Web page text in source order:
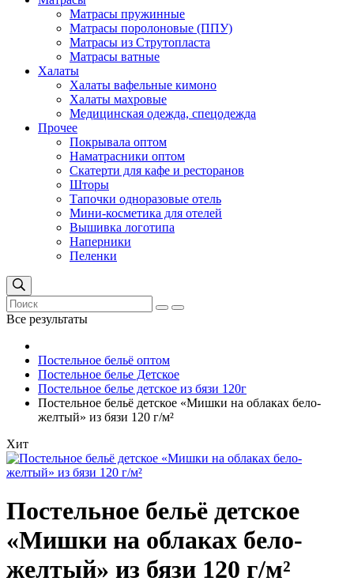
Матрасы пружинные
Матрасы поролоновые (ППУ)
Матрасы из Струтопласта
Матрасы ватные
Халаты
Халаты вафельные кимоно
Халаты махровые
Медицинская одежда, спецодежда
Прочее
Покрывала оптом
Наматрасники оптом
Скатерти для кафе и ресторанов
Шторы
Тапочки одноразовые отель
Мини-косметика для отелей
Вышивка логотипа
Наперники
Пеленки
Все результаты
Постельное бельё оптом
Постельное белье Детское
Постельное белье детское из бязи 120г
Постельное бельё детское «Мишки на облаках бело-
желтый» из бязи 120 г/м²
Хит
Постельное бельё детское
«Мишки на облаках бело-
желтый» из бязи 120 г/м²